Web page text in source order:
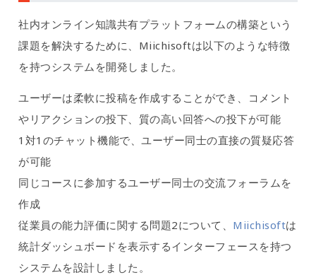
社内オンライン知識共有プラットフォームの構築という
課題を解決するために、Miichisoftは以下のような特徴
を持つシステムを開発しました。
ユーザーは柔軟に投稿を作成することができ、コメント
やリアクションの投下、質の高い回答への投下が可能
1対1のチャット機能で、ユーザー同士の直接の質疑応答
が可能
同じコースに参加するユーザー同士の交流フォーラムを
作成
従業員の能力評価に関する問題2について、 Miichisoftは
統計ダッシュボードを表示するインターフェースを持つ
システムを設計しました。